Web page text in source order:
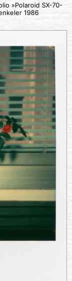
»Polaroid SX-70-
1986